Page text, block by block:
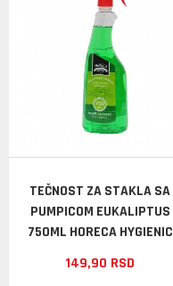
TEČNOST ZA STAKLA SA
PUMPICOM EUKALIPTUS
750ML HORECA HYGIENIC
149,90 RSD